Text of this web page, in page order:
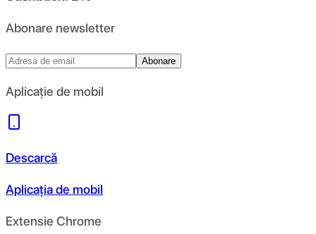
Abonare newsletter
Abonare
Aplicație de mobil
Descarcă
Aplicația de mobil
Extensie Chrome